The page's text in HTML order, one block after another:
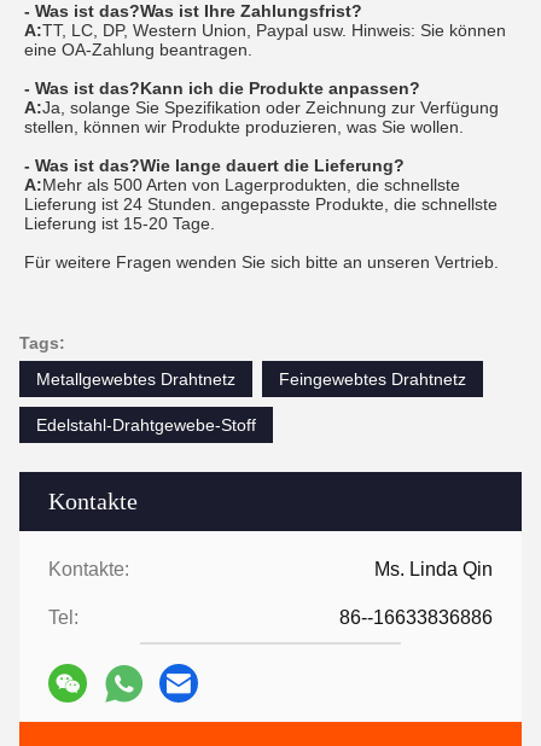
Kontakte
Kontakte: Ms. Linda Qin
Tel: 86--16633836886
- Was ist das?Was ist Ihre Zahlungsfrist?
A:TT, LC, DP, Western Union, Paypal usw. Hinweis: Sie können
eine OA-Zahlung beantragen.
- Was ist das?Kann ich die Produkte anpassen?
A:Ja, solange Sie Spezifikation oder Zeichnung zur Verfügung
stellen, können wir Produkte produzieren, was Sie wollen.
- Was ist das?Wie lange dauert die Lieferung?
A:Mehr als 500 Arten von Lagerprodukten, die schnellste
Lieferung ist 24 Stunden. angepasste Produkte, die schnellste
Lieferung ist 15-20 Tage.
Für weitere Fragen wenden Sie sich bitte an unseren Vertrieb.
Tags:
Metallgewebtes Drahtnetz
Feingewebtes Drahtnetz
Edelstahl-Drahtgewebe-Stoff